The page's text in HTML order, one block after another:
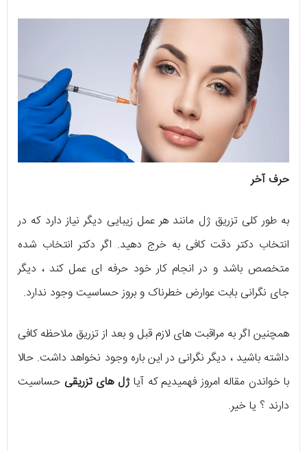
حرف آخر
به طور کلی تزریق ژل مانند هر عمل زیبایی دیگر نیاز دارد که در
انتخاب دکتر دقت کافی به خرج دهید. اگر دکتر انتخاب شده
متخصص باشد و در انجام کار خود حرفه ای عمل کند ، دیگر
جای نگرانی بابت عوارض خطرناک و بروز حساسیت وجود ندارد.
همچنین اگر به مراقبت های لازم قبل و بعد از تزریق ملاحظه کافی
داشته باشید ، دیگر نگرانی در این باره وجود نخواهد داشت. حالا
با خواندن مقاله امروز فهمیدیم که آیاژل های تزریقی حساسیت
دارند ؟ یا خیر.